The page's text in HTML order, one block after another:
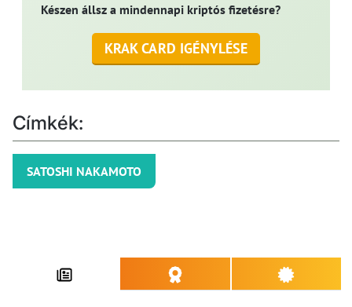
Készen állsz a mindennapi kriptós fizetésre?
KRAK CARD IGÉNYLÉSE
Címkék:
SATOSHI NAKAMOTO